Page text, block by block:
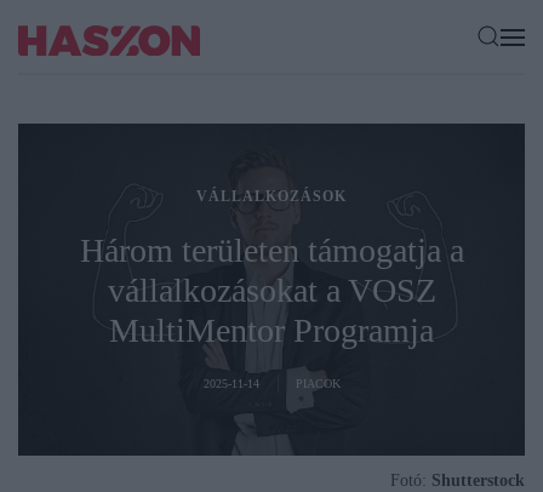
VÁLLALKOZÁSOK
Három területen támogatja a
vállalkozásokat a VOSZ
MultiMentor Programja
2025-11-14 PIACOK
Fotó: Shutterstock